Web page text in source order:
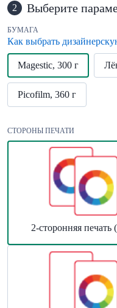
2 Выберите
БУМАГА
Как выбрать
Magestic, 300 г
Picofilm, 360 г
СТОРОНЫ ПЕЧАТИ
2-сторонняя печать